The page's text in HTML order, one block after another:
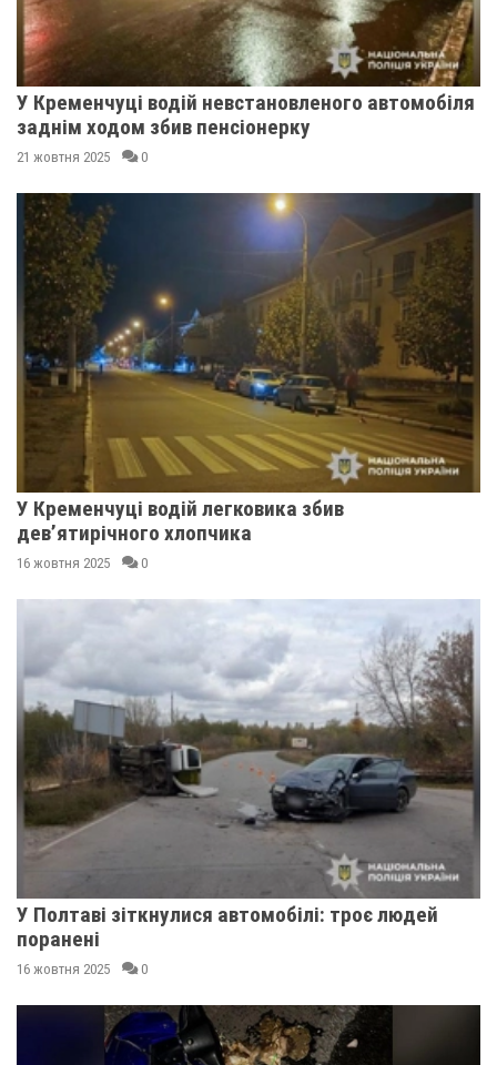
У Кременчуці водій невстановленого автомобіля
заднім ходом збив пенсіонерку
21 жовтня 2025 0
У Кременчуці водій легковика збив
дев’ятирічного хлопчика
16 жовтня 2025 0
У Полтаві зіткнулися автомобілі: троє людей
поранені
16 жовтня 2025 0